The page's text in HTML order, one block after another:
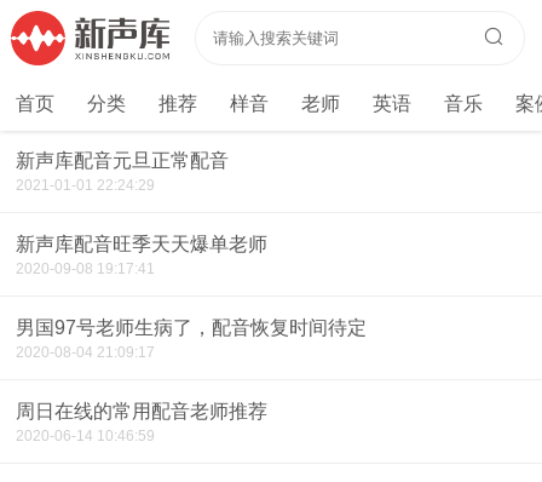
首页 分类 推荐 样音 老师 英语 音乐 案
新声库配音元旦正常配音
2021-01-01 22:24:29
新声库配音旺季天天爆单老师
2020-09-08 19:17:41
男国97号老师生病了，配音恢复时间待定
2020-08-04 21:09:17
周日在线的常用配音老师推荐
2020-06-14 10:46:59